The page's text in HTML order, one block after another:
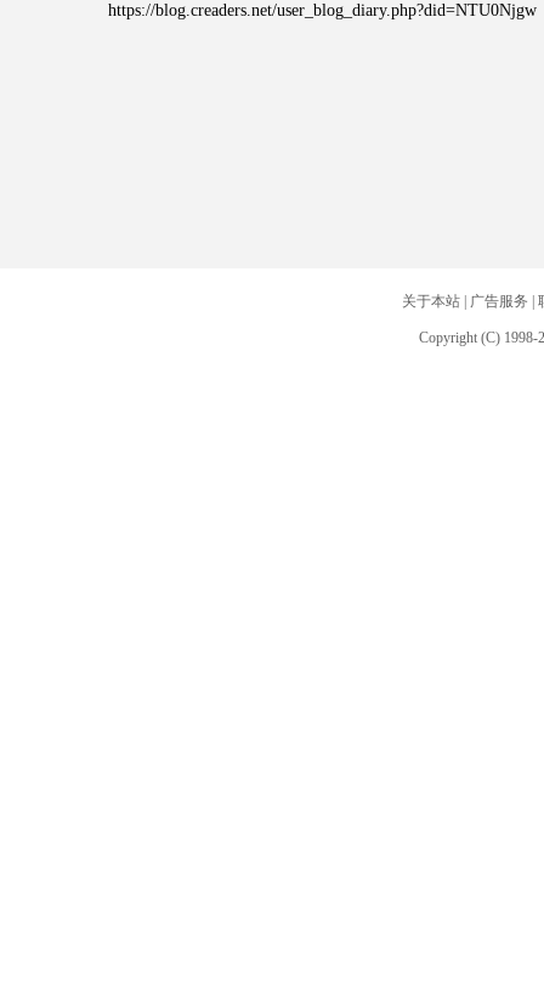
https://blog.creaders.net/user_blog_diary.php?did=NTU0Njgw
关于本站| 广告服务
Copyright (C) 1998-